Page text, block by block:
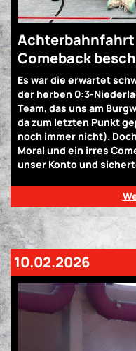
Achterbahnfahrt
Comeback
Es war die erwartet
der herben 0:3-
Team, das uns am
da zum letzten Punkt
noch immer nicht).
Moral und ein irres
unser Konto und
10.02.2026